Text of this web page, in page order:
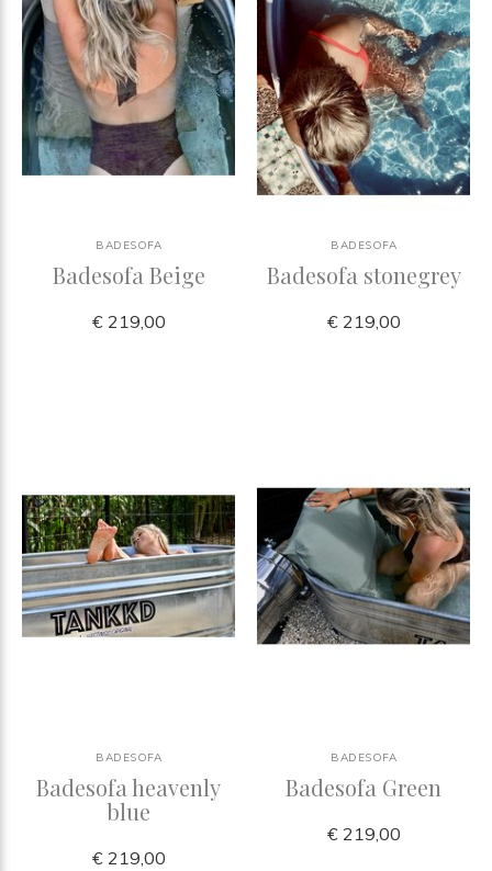
BADESOFA
Badesofa Beige
€ 219,00
BADESOFA
Badesofa stonegrey
€ 219,00
BADESOFA
Badesofa heavenly
blue
€ 219,00
BADESOFA
Badesofa Green
€ 219,00